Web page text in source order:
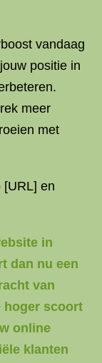
vandaag
positie in
meer
met
[URL] en
in
dan nu een
van
hoger scoort
online
klanten